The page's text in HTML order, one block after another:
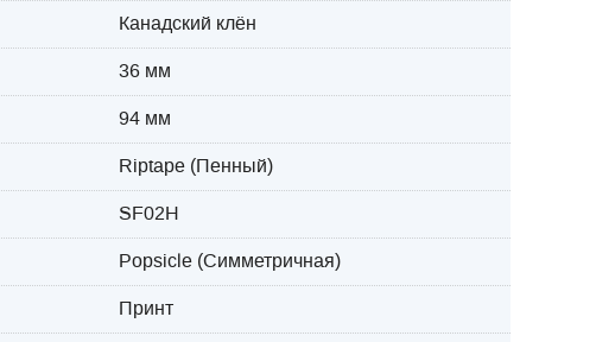
Канадский клён
36 мм
94 мм
Riptape (Пенный)
SF02H
Popsicle (Симметричная)
Принт